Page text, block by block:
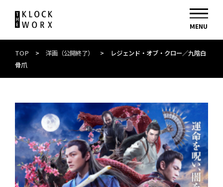
TOP > 洋画（公開終了） >
レジェンド・オブ・クロー／九陰白
骨爪